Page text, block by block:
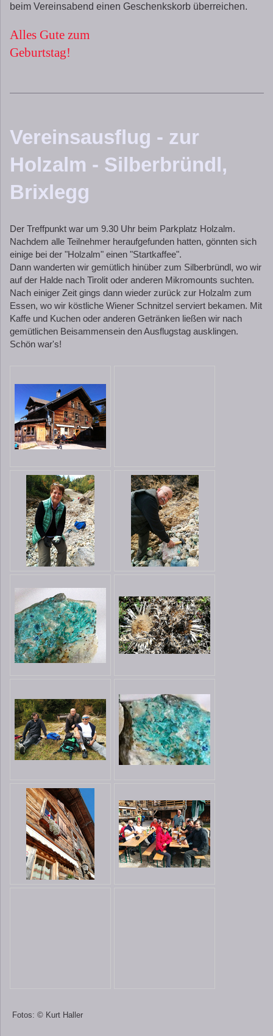
beim Vereinsabend einen Geschenkskorb überreichen.
Alles Gute zum
Geburtstag!
Vereinsausflug - zur
Holzalm - Silberbründl,
Brixlegg
Der Treffpunkt war um 9.30 Uhr beim Parkplatz Holzalm.
Nachdem alle Teilnehmer heraufgefunden hatten, gönnten sich
einige bei der "Holzalm" einen "Startkaffee".
Dann wanderten wir gemütlich hinüber zum Silberbründl, wo wir
auf der Halde nach Tirolit oder anderen Mikromounts suchten.
Nach einiger Zeit gings dann wieder zurück zur Holzalm zum
Essen, wo wir köstliche Wiener Schnitzel serviert bekamen. Mit
Kaffe und Kuchen oder anderen Getränken ließen wir nach
gemütlichen Beisammensein den Ausflugstag ausklingen.
Schön war's!
Fotos: © Kurt Haller